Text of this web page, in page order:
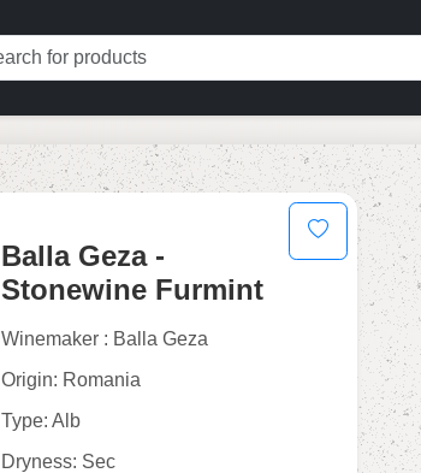
Balla Geza -
Stonewine Furmint
Winemaker : Balla Geza
Origin: Romania
Type: Alb
Dryness: Sec